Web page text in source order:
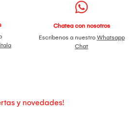
Chatea con nosotros
Escríbenos a nuestro Whatsapp
Chat
y novedades!